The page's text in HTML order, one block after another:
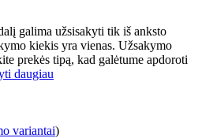
galima užsisakyti tik iš anksto
kiekis yra vienas. Užsakymo
prekės tipą, kad galėtume apdoroti
daugiau
variantai)